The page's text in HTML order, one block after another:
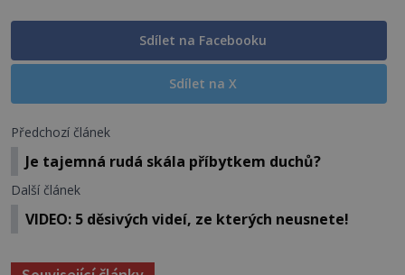
Sdílet na Facebooku
Sdílet na X
Předchozí článek
Je tajemná rudá skála příbytkem duchů?
Další článek
VIDEO: 5 děsivých videí, ze kterých neusnete!